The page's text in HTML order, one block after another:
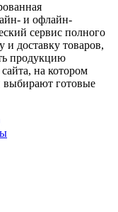
и офлайн-
сервис полного
доставку товаров,
продукцию
на котором
выбирают готовые